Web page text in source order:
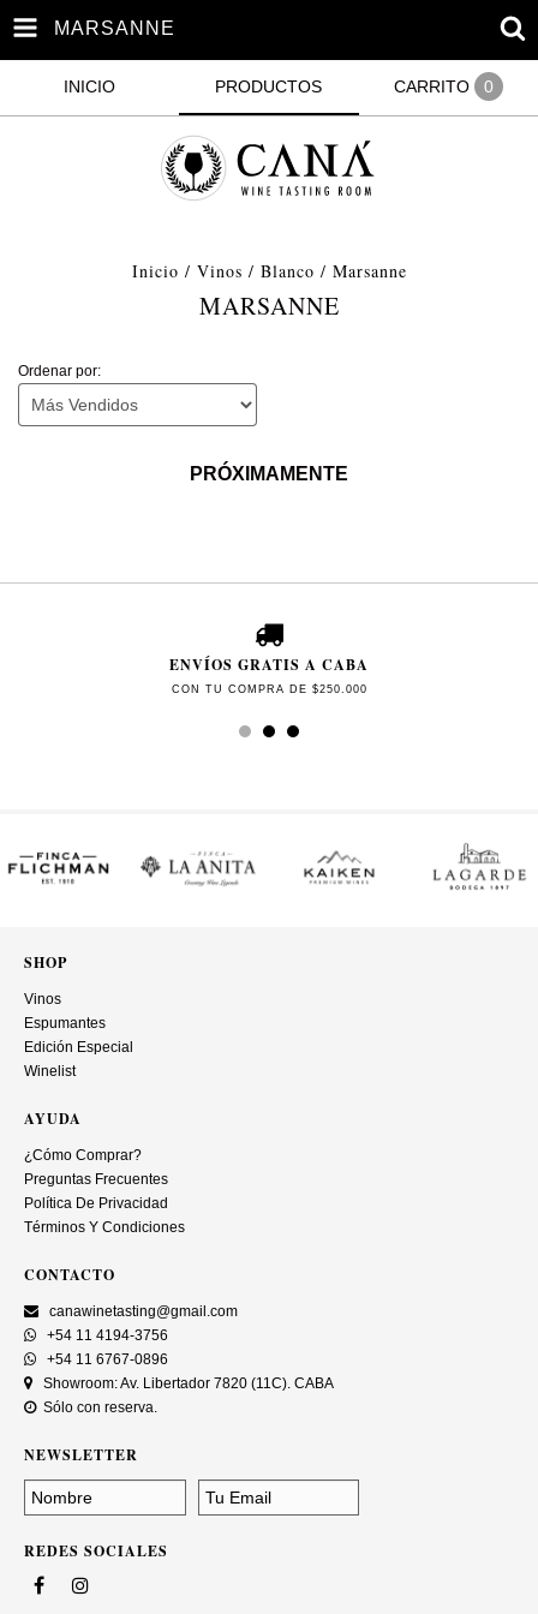
MARSANNE
INICIO PRODUCTOS CARRITO 0
Inicio / Vinos / Blanco / Marsanne
MARSANNE
Ordenar por:
PRÓXIMAMENTE
ENVÍOS GRATIS A CABA
CON TU COMPRA DE $250.000
SHOP
Vinos
Espumantes
Edición Especial
Winelist
AYUDA
¿Cómo Comprar?
Preguntas Frecuentes
Política De Privacidad
Términos Y Condiciones
CONTACTO
canawinetasting@gmail.com
+54 11 4194-3756
+54 11 6767-0896
Showroom: Av. Libertador 7820 (11C). CABA
Sólo con reserva.
NEWSLETTER
REDES SOCIALES